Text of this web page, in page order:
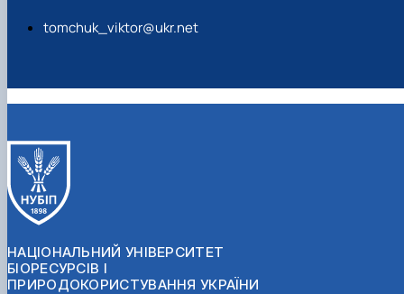
tomchuk_viktor@ukr.net
НАЦІОНАЛЬНИЙ УНІВЕРСИТЕТ
БІОРЕСУРСІВ І
ПРИРОДОКОРИСТУВАННЯ УКРАЇНИ